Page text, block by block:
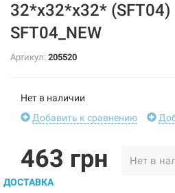
32*х32*х32* (SFT04)
SFT04_NEW
Артикул: 205520
Нет в наличии
Добавить к сравнению
463 грн Нет в
ДОСТАВКА